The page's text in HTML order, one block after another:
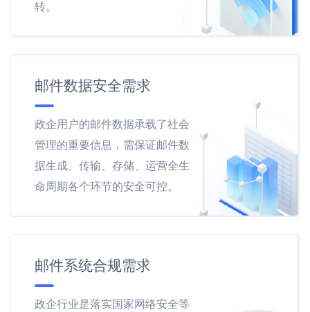
转。
邮件数据安全需求
政企用户的邮件数据承载了社会
管理的重要信息，需保证邮件数
据生成、传输、存储、运营全生
命周期各个环节的安全可控。
邮件系统合规需求
政企行业是落实国家网络安全等